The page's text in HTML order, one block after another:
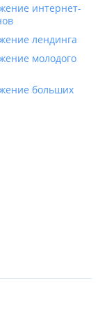
интернет-
лендинга
молодого
больших